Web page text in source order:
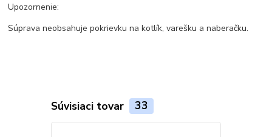
Upozornenie:
Súprava neobsahuje pokrievku na kotlík, varešku a naberačku.
Súvisiaci tovar 33